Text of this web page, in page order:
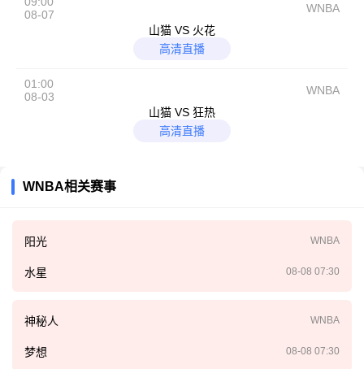
08-07
WNBA
山猫 VS 火花
高清直播
01:00
08-03
WNBA
山猫 VS 狂热
高清直播
WNBA相关赛事
阳光 WNBA
水星 08-08 07:30
神秘人 WNBA
梦想 08-08 07:30